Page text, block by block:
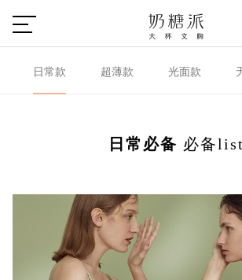
日常款 超薄款 光面款
日常必备 必备list